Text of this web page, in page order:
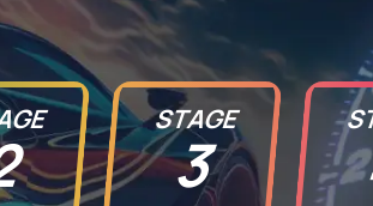
STAGE
3